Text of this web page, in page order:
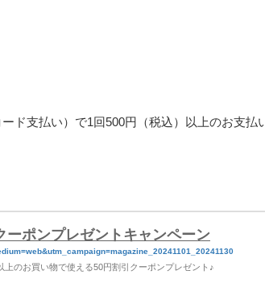
ド支払い）で1回500円（税込）以上のお支払
ポンプレゼントキャンペーン
のお買い物で使える50円割引クーポンプレゼント♪